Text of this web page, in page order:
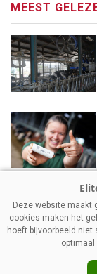
MEEST
Deze website maakt
cookies maken het
hoeft bijvoorbeeld niet
optimaal